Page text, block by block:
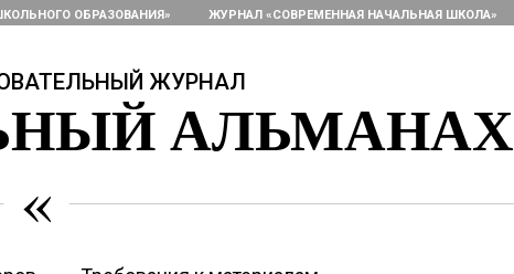
ОБРАЗОВАНИЯ» ЖУРНАЛ «СОВРЕМЕННАЯ НАЧАЛЬНАЯ ШКОЛА»
ЖУРНАЛ
АЛЬМАНАХ
«